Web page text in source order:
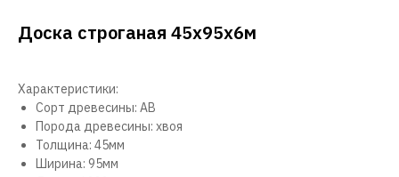
Доска строганая 45х95х6м
Характеристики:
Сорт древесины: АВ
Порода древесины: хвоя
Толщина: 45мм
Ширина: 95мм